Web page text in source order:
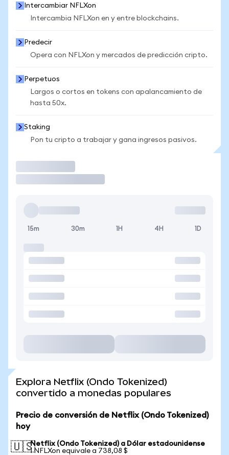
Intercambiar NFLXon
Intercambia NFLXon en y entre blockchains.
Predecir
Opera con NFLXon y mercados de predicción cripto.
Perpetuos
Largos o cortos en tokens con apalancamiento de
hasta 50x.
Staking
Pon tu cripto a trabajar y gana ingresos pasivos.
15m 30m 1H 4H 1D
Explora Netflix (Ondo Tokenized)
convertido a monedas populares
Precio de conversión de Netflix (Ondo Tokenized)
hoy
🇺🇸Netflix (Ondo Tokenized) a Dólar estadounidense
1 NFLXon equivale a 738,08 $